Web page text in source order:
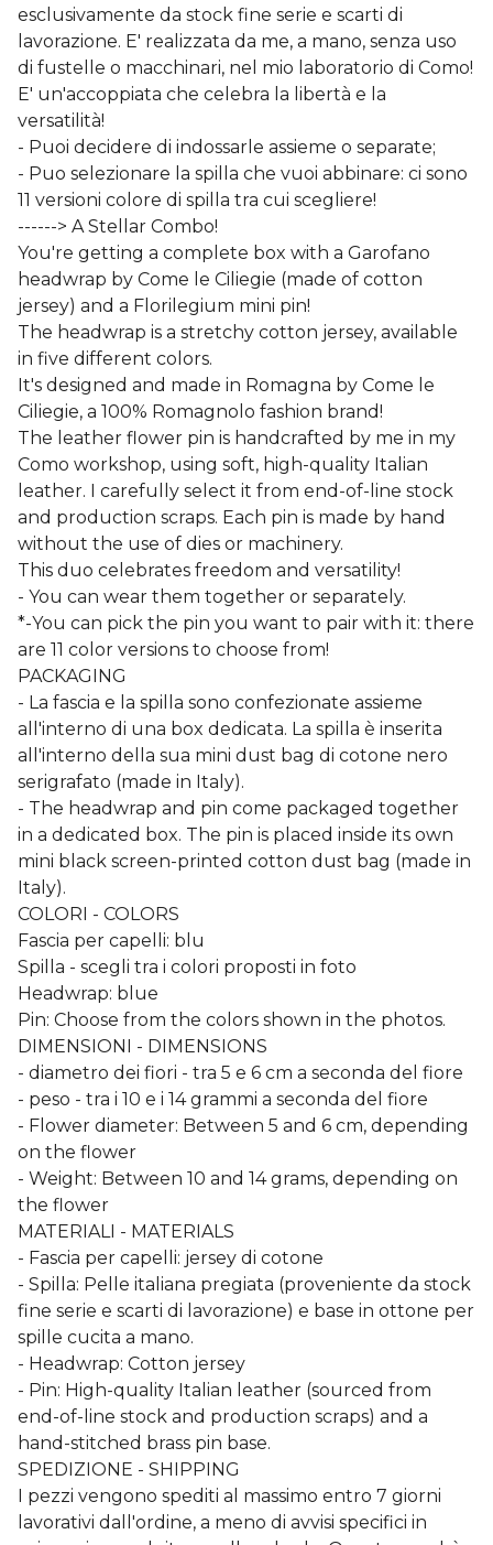
esclusivamente da stock fine serie e scarti di
lavorazione. E' realizzata da me, a mano, senza uso
di fustelle o macchinari, nel mio laboratorio di Como!
E' un'accoppiata che celebra la libertà e la
versatilità!
- Puoi decidere di indossarle assieme o separate;
- Puo selezionare la spilla che vuoi abbinare: ci sono
11 versioni colore di spilla tra cui scegliere!
------> A Stellar Combo!
You're getting a complete box with a Garofano
headwrap by Come le Ciliegie (made of cotton
jersey) and a Florilegium mini pin!
The headwrap is a stretchy cotton jersey, available
in five different colors.
It's designed and made in Romagna by Come le
Ciliegie, a 100% Romagnolo fashion brand!
The leather flower pin is handcrafted by me in my
Como workshop, using soft, high-quality Italian
leather. I carefully select it from end-of-line stock
and production scraps. Each pin is made by hand
without the use of dies or machinery.
This duo celebrates freedom and versatility!
- You can wear them together or separately.
*-You can pick the pin you want to pair with it: there
are 11 color versions to choose from!
PACKAGING
- La fascia e la spilla sono confezionate assieme
all'interno di una box dedicata. La spilla è inserita
all'interno della sua mini dust bag di cotone nero
serigrafato (made in Italy).
- The headwrap and pin come packaged together
in a dedicated box. The pin is placed inside its own
mini black screen-printed cotton dust bag (made in
Italy).
COLORI - COLORS
Fascia per capelli: blu
Spilla - scegli tra i colori proposti in foto
Headwrap: blue
Pin: Choose from the colors shown in the photos.
DIMENSIONI - DIMENSIONS
- diametro dei fiori - tra 5 e 6 cm a seconda del fiore
- peso - tra i 10 e i 14 grammi a seconda del fiore
- Flower diameter: Between 5 and 6 cm, depending
on the flower
- Weight: Between 10 and 14 grams, depending on
the flower
MATERIALI - MATERIALS
- Fascia per capelli: jersey di cotone
- Spilla: Pelle italiana pregiata (proveniente da stock
fine serie e scarti di lavorazione) e base in ottone per
spille cucita a mano.
- Headwrap: Cotton jersey
- Pin: High-quality Italian leather (sourced from
end-of-line stock and production scraps) and a
hand-stitched brass pin base.
SPEDIZIONE - SHIPPING
I pezzi vengono spediti al massimo entro 7 giorni
lavorativi dall'ordine, a meno di avvisi specifici in